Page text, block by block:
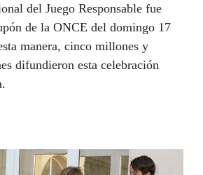
del Juego Responsable fue
de la ONCE del domingo 17
manera, cinco millones y
difundieron esta celebración